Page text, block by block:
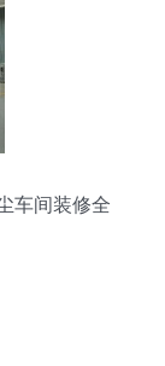
车间装修全